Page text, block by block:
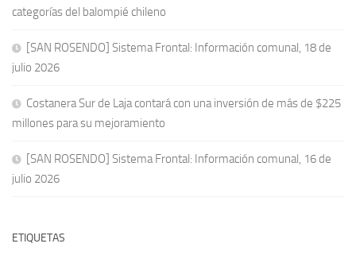
categorías del balompié chileno
[SAN ROSENDO] Sistema Frontal: Información comunal, 18 de
julio 2026
Costanera Sur de Laja contará con una inversión de más de $225
millones para su mejoramiento
[SAN ROSENDO] Sistema Frontal: Información comunal, 16 de
julio 2026
ETIQUETAS